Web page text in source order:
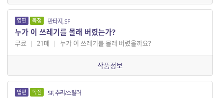
엽편 독점 판타지, SF
누가 이 쓰레기를 몰래 버렸는가?
무료 | 21매 | 누가 이 쓰레기를 몰래 버렸을까요?
작품정보
엽편 독점 SF, 추리/스릴러